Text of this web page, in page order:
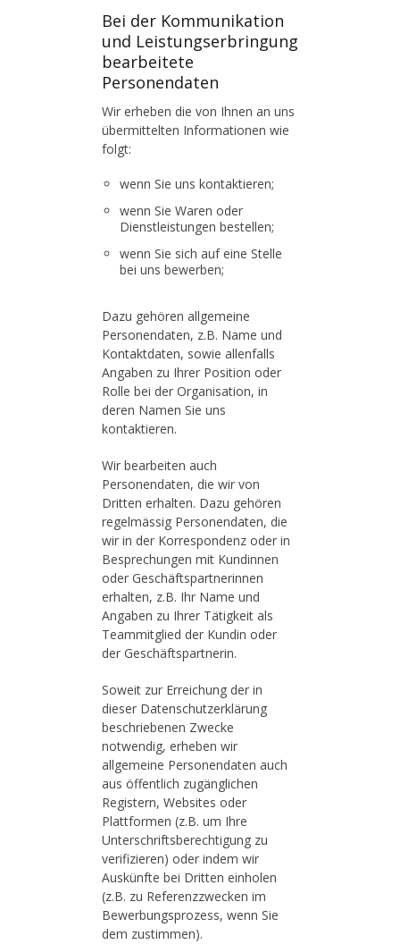
Bei der Kommunikation
und Leistungserbringung
bearbeitete
Personendaten
Wir erheben die von Ihnen an uns
übermittelten Informationen wie
folgt:
wenn Sie uns kontaktieren;
wenn Sie Waren oder
Dienstleistungen bestellen;
wenn Sie sich auf eine Stelle
bei uns bewerben;
Dazu gehören allgemeine
Personendaten, z.B. Name und
Kontaktdaten, sowie allenfalls
Angaben zu Ihrer Position oder
Rolle bei der Organisation, in
deren Namen Sie uns
kontaktieren.
Wir bearbeiten auch
Personendaten, die wir von
Dritten erhalten. Dazu gehören
regelmässig Personendaten, die
wir in der Korrespondenz oder in
Besprechungen mit Kundinnen
oder Geschäftspartnerinnen
erhalten, z.B. Ihr Name und
Angaben zu Ihrer Tätigkeit als
Teammitglied der Kundin oder
der Geschäftspartnerin.
Soweit zur Erreichung der in
dieser Datenschutzerklärung
beschriebenen Zwecke
notwendig, erheben wir
allgemeine Personendaten auch
aus öffentlich zugänglichen
Registern, Websites oder
Plattformen (z.B. um Ihre
Unterschriftsberechtigung zu
verifizieren) oder indem wir
Auskünfte bei Dritten einholen
(z.B. zu Referenzzwecken im
Bewerbungsprozess, wenn Sie
dem zustimmen).